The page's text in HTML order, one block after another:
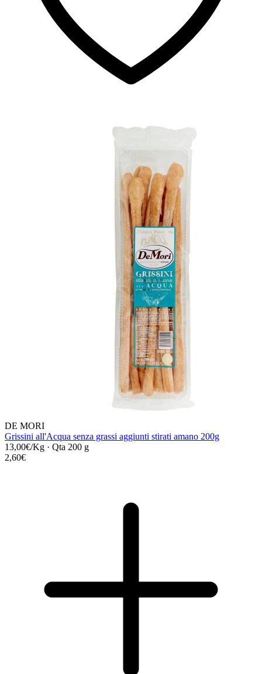
DE MORI
Grissini all'Acqua senza grassi aggiunti stirati amano 200g
13,00€/Kg · Qta 200 g
2,60€